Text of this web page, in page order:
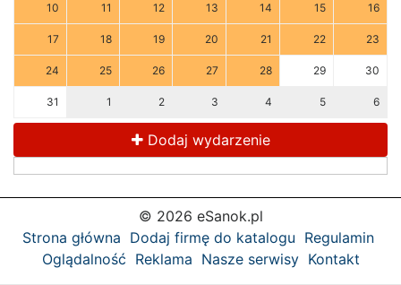
10 11 12 13 14 15 16
17 18 19 20 21 22 23
24 25 26 27 28 29 30
31 1 2 3 4 5 6
Dodaj wydarzenie
© 2026 eSanok.pl
Strona główna Dodaj firmę do katalogu Regulamin
Oglądalność Reklama Nasze serwisy Kontakt